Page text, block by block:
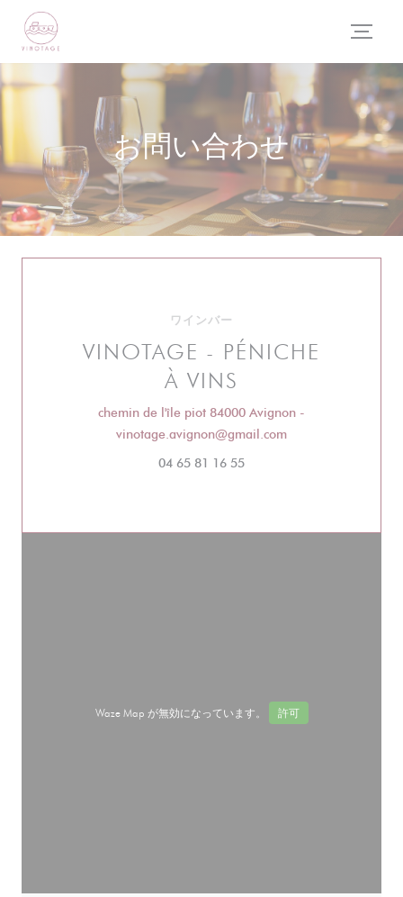
クッキー利用の管理について
お問い合わせ
ワインバー
VINOTAGE - PÉNICHE
À VINS
chemin de l'île piot 84000 Avignon -
vinotage.avignon@gmail.com((新しいウィンドウ
04 65 81 16 55
Waze Map が無効になっています。 許可